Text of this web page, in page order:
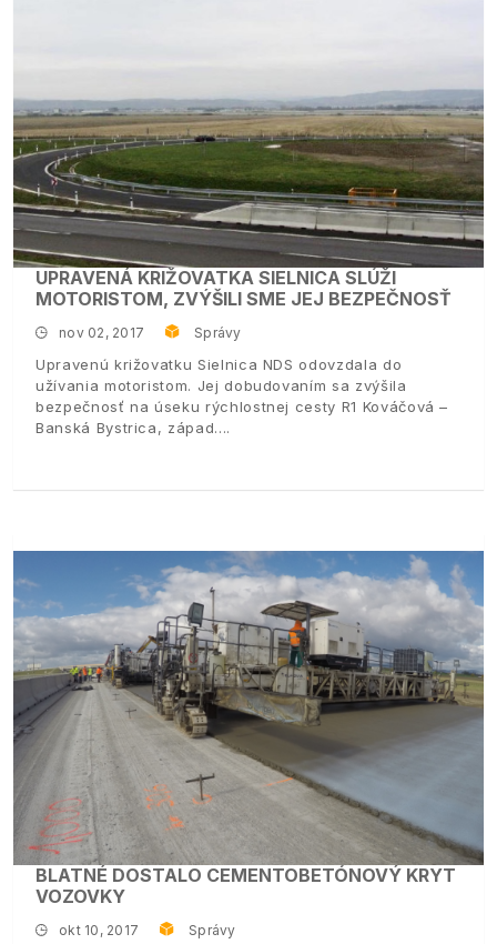
UPRAVENÁ KRIŽOVATKA SIELNICA SLÚŽI
MOTORISTOM, ZVÝŠILI SME JEJ BEZPEČNOSŤ
nov 02, 2017 Správy
Upravenú križovatku Sielnica NDS odovzdala do
užívania motoristom. Jej dobudovaním sa zvýšila
bezpečnosť na úseku rýchlostnej cesty R1 Kováčová –
Banská Bystrica, západ.
BLATNÉ DOSTALO CEMENTOBETÓNOVÝ KRYT
VOZOVKY
okt 10, 2017 Správy